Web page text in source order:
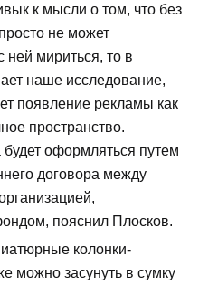
к мысли о том, что без
не может
ней мириться, то в
наше исследование,
появление рекламы как
пространство.
оформляться путем
договора между
пояснил Плосков.
колонки-
можно засунуть в сумку